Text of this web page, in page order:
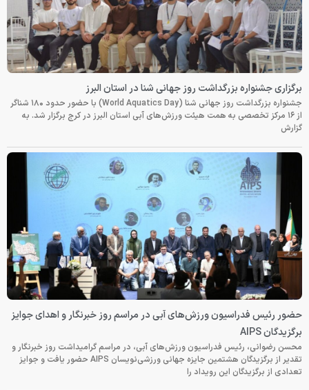
برگزاری جشنواره بزرگداشت روز جهانی شنا در استان البرز
جشنواره بزرگداشت روز جهانی شنا (World Aquatics Day) با حضور حدود ۱۸۰ شناگر
از ۱۶ مرکز تخصصی به همت هیئت ورزش‌های آبی استان البرز در کرج برگزار شد. به
گزارش
حضور رئیس فدراسیون ورزش‌های آبی در مراسم روز خبرنگار و اهدای جوایز
برگزیدگان AIPS
محسن رضوانی، رئیس فدراسیون ورزش‌های آبی، در مراسم گرامیداشت روز خبرنگار و
تقدیر از برگزیدگان هشتمین جایزه جهانی ورزشی‌نویسان AIPS حضور یافت و جوایز
تعدادی از برگزیدگان این رویداد را